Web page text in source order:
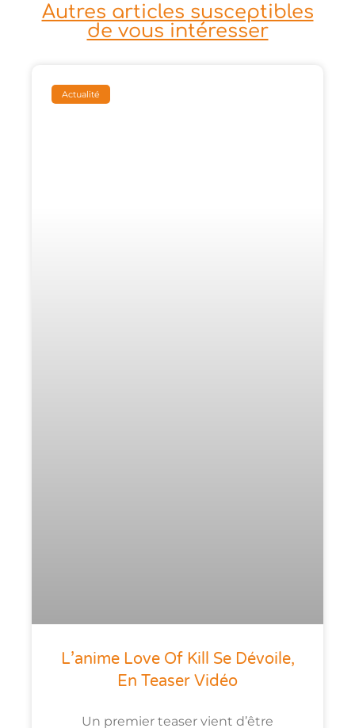
Autres articles susceptibles
de vous intéresser
Actualité
L’anime Love Of Kill Se Dévoile,
En Teaser Vidéo
Un premier teaser vient d’être